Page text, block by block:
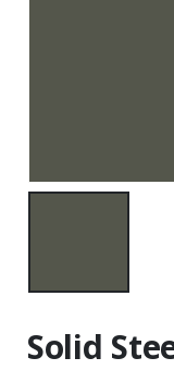
Solid